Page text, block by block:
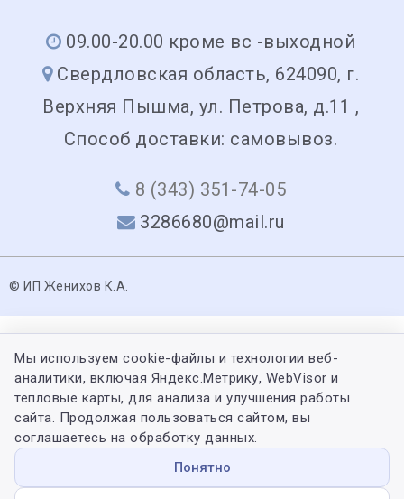
09.00-20.00 кроме вс -выходной
Свердловская область, 624090, г.
Верхняя Пышма, ул. Петрова, д.11 ,
Способ доставки: самовывоз.
8 (343) 351-74-05
3286680@mail.ru
© ИП Женихов К.А.
Мы используем cookie-файлы и технологии веб-
аналитики, включая Яндекс.Метрику, WebVisor и
тепловые карты, для анализа и улучшения работы
сайта. Продолжая пользоваться сайтом, вы
соглашаетесь на обработку данных.
Понятно